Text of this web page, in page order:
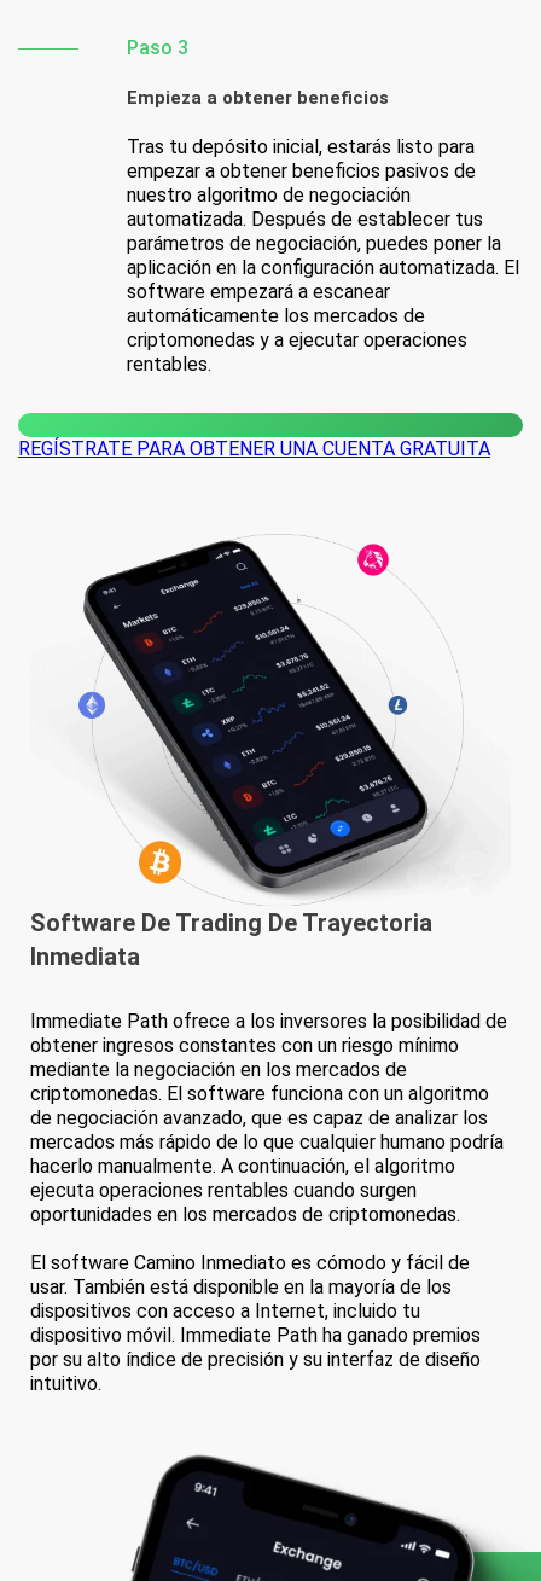
Paso 3
Empieza a obtener beneficios
Tras tu depósito inicial, estarás listo para
empezar a obtener beneficios pasivos de
nuestro algoritmo de negociación
automatizada. Después de establecer tus
parámetros de negociación, puedes poner la
aplicación en la configuración automatizada. El
software empezará a escanear
automáticamente los mercados de
criptomonedas y a ejecutar operaciones
rentables.
REGÍSTRATE PARA OBTENER UNA CUENTA GRATUITA
Software De Trading De Trayectoria
Inmediata
Immediate Path ofrece a los inversores la posibilidad de
obtener ingresos constantes con un riesgo mínimo
mediante la negociación en los mercados de
criptomonedas. El software funciona con un algoritmo
de negociación avanzado, que es capaz de analizar los
mercados más rápido de lo que cualquier humano podría
hacerlo manualmente. A continuación, el algoritmo
ejecuta operaciones rentables cuando surgen
oportunidades en los mercados de criptomonedas.
El software Camino Inmediato es cómodo y fácil de
usar. También está disponible en la mayoría de los
dispositivos con acceso a Internet, incluido tu
dispositivo móvil. Immediate Path ha ganado premios
por su alto índice de precisión y su interfaz de diseño
intuitivo.